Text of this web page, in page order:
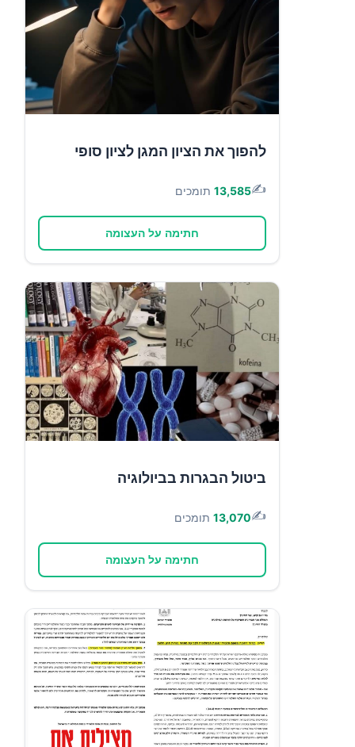
להפוך את הציון המגן לציון סופי
✍️
13,585 תומכים
חתימה על העצומה
ביטול הבגרות בביולוגיה
✍️
13,070 תומכים
חתימה על העצומה